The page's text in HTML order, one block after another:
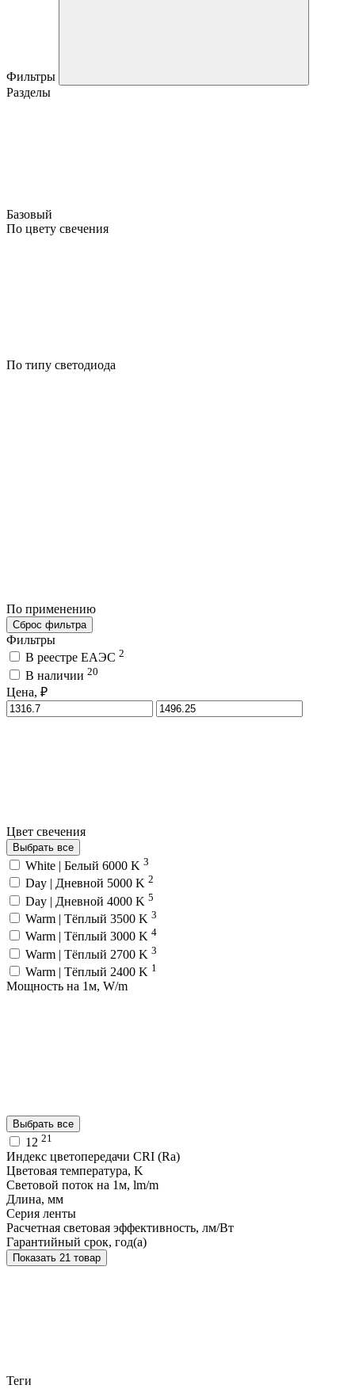
Фильтры
Разделы
Базовый
По цвету свечения
По типу светодиода
По применению
Сброс фильтра
Фильтры
В реестре ЕАЭС 2
В наличии 20
Цена, ₽
Цвет свечения
Выбрать все
White | Белый 6000 K 3
Day | Дневной 5000 K 2
Day | Дневной 4000 K 5
Warm | Тёплый 3500 K 3
Warm | Тёплый 3000 K 4
Warm | Тёплый 2700 K 3
Warm | Тёплый 2400 K 1
Мощность на 1м, W/m
Выбрать все
12 21
Индекс цветопередачи CRI (Ra)
Цветовая температура, K
Световой поток на 1м, lm/m
Длина, мм
Серия ленты
Расчетная световая эффективность, лм/Вт
Гарантийный срок, год(а)
Показать 21 товар
Теги